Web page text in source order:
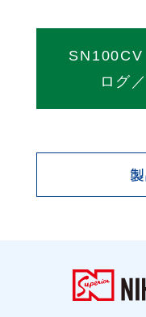
SN100CV
ログ